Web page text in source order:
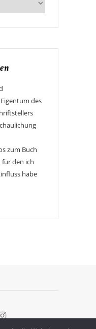
des
zum Buch
für den ich
habe